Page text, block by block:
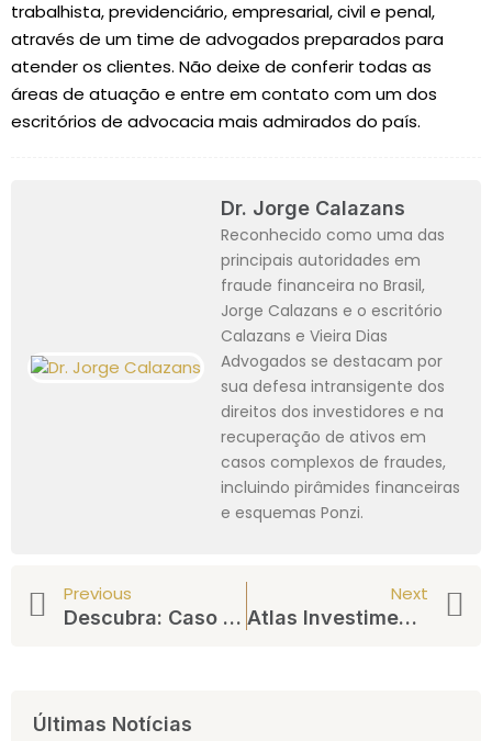
trabalhista, previdenciário, empresarial, civil e penal,
através de um time de advogados preparados para
atender os clientes. Não deixe de conferir todas as
áreas de atuação e entre em contato com um dos
escritórios de advocacia mais admirados do país.
Dr. Jorge Calazans
Reconhecido como uma das
principais autoridades em
fraude financeira no Brasil,
Jorge Calazans e o escritório
Calazans e Vieira Dias
Advogados se destacam por
sua defesa intransigente dos
direitos dos investidores e na
recuperação de ativos em
casos complexos de fraudes,
incluindo pirâmides financeiras
e esquemas Ponzi.
Previous
Descubra: Caso ID Investimento Software PAY LTDA e a Suspeita de Pirâmide Financeira
Next
Atlas Investimentos e o Eco do Esquema Ponzi: A Intervenção Jurídica e a Proteção dos Investidores Lesados
Últimas Notícias